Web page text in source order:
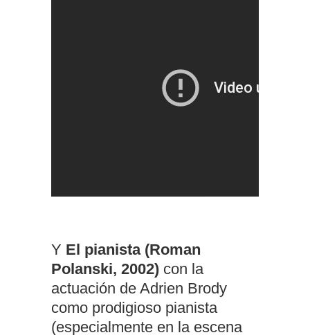
Y El pianista (Roman
Polanski, 2002) con la
actuación de Adrien Brody
como prodigioso pianista
(especialmente en la escena